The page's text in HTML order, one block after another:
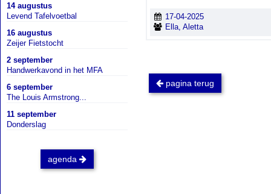
14 augustus
Levend Tafelvoetbal
16 augustus
Zeijer Fietstocht
2 september
Handwerkavond in het MFA
6 september
The Louis Armstrong...
11 september
Donderslag
agenda
17-04-2025
Ella, Aletta
pagina terug